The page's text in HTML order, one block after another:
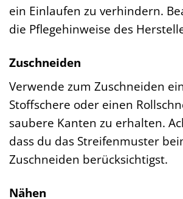
ein Einlaufen zu verhindern.
die Pflegehinweise des
Zuschneiden
Verwende zum Zuschneiden
Stoffschere oder einen
saubere Kanten zu erhalten.
dass du das Streifenmuster
Zuschneiden berücksichtigst.
Nähen